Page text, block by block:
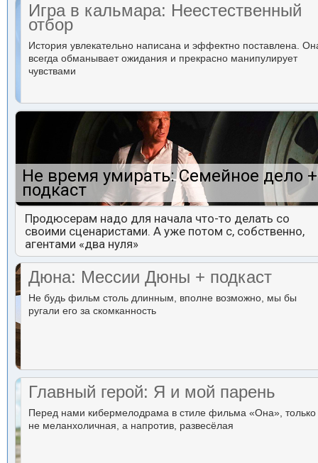
Игра в кальмара: Неестественный
отбор
История увлекательно написана и эффектно поставлена.
всегда обманывает ожидания и прекрасно манипулирует
чувствами
Не время умирать: Семейное дело +
подкаст
Продюсерам надо для начала что-то делать со
своими сценаристами. А уже потом с, собственно,
агентами «два нуля»
Дюна: Мессии Дюны + подкаст
Не будь фильм столь длинным, вполне возможно, мы бы
ругали его за скомканность
Главный герой: Я и мой парень
Перед нами кибермелодрама в стиле фильма «Она», только
не меланхоличная, а напротив, развесёлая